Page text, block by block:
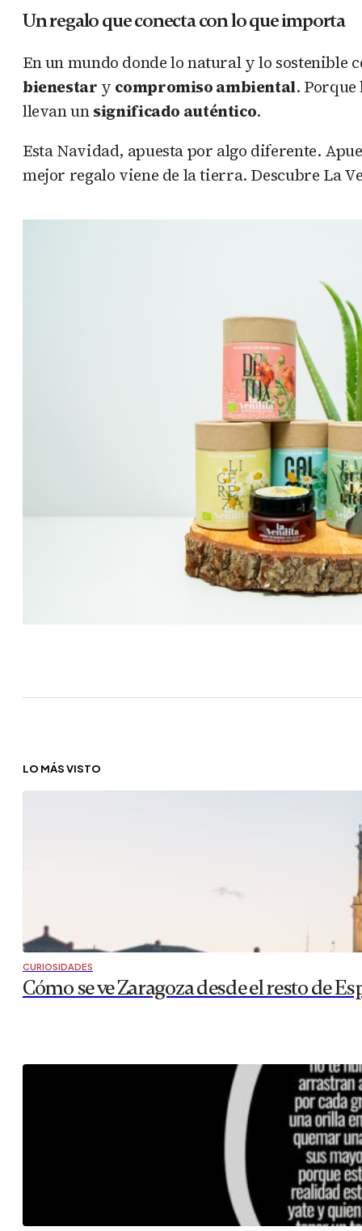
Un regalo que conecta con lo que importa
En un mundo donde lo natural y lo sostenible
bienestar y compromiso ambiental. Porque
llevan unsignificado auténtico.
Esta Navidad, apuesta por algo diferente.
mejor regalo viene de la tierra. Descubre La
LO MÁS VISTO
CURIOSIDADES
Cómo se ve Zaragoza desde el resto de